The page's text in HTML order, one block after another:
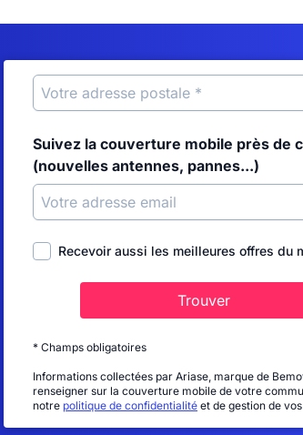
Suivez la couverture mobile près de
(nouvelles antennes, pannes...)
Recevoir aussi les meilleures offres du
Trouver
* Champs obligatoires
Informations collectées par Ariase, marque de
renseigner sur la couverture mobile de votre
notre politique de confidentialité et de gestion de